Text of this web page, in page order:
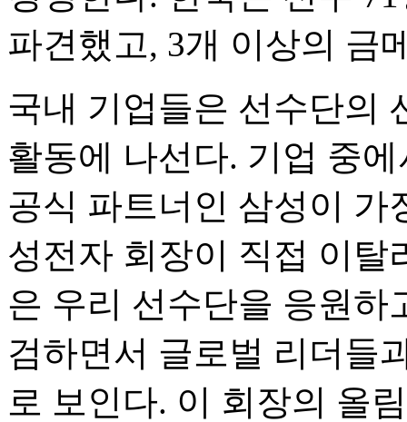
파견했고, 3개 이상의 금
국내 기업들은 선수단의
활동에 나선다. 기업 중
공식 파트너인 삼성이 가
성전자 회장이 직접 이탈
은 우리 선수단을 응원하
검하면서 글로벌 리더들
로 보인다. 이 회장의 올